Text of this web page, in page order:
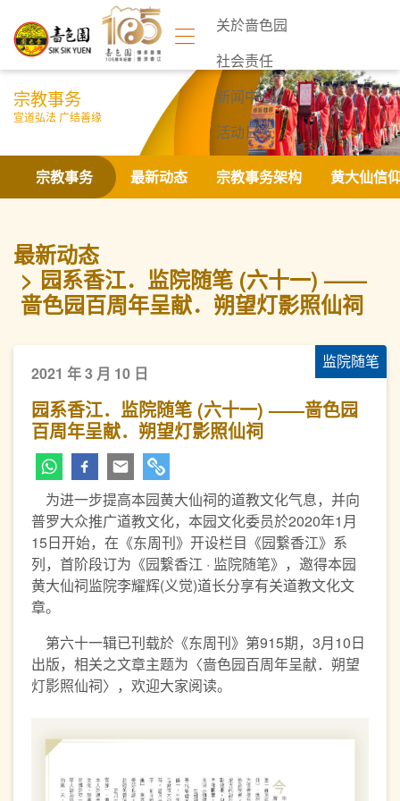
关於啬色园
社会责任
新闻中心
活动日志
联络我们
宗教事务
宣道弘法 广结善缘
宗教事务 最新动态 宗教事务架构 黄大仙信
最新动态
园系香江．监院随笔 (六十一) ——
啬色园百周年呈献．朔望灯影照仙祠
监院随笔
2021 年 3 月 10 日
园系香江．监院随笔 (六十一) ——啬色园
百周年呈献．朔望灯影照仙祠
为进一步提高本园黄大仙祠的道教文化气息，并向
普罗大众推广道教文化，本园文化委员於2020年1月
15日开始，在《东周刊》开设栏目《园繋香江》系
列，首阶段订为《园繋香江 · 监院随笔》，邀得本园
黄大仙祠监院李耀辉(义觉)道长分享有关道教文化文
章。
第六十一辑已刊载於《东周刊》第915期，3月10日
出版，相关之文章主题为〈啬色园百周年呈献．朔望
灯影照仙祠〉，欢迎大家阅读。